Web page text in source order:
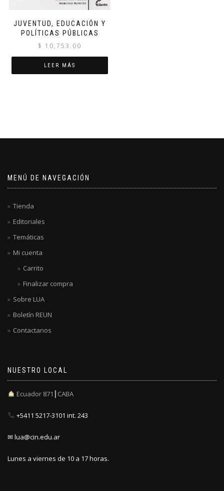
JUVENTUD, EDUCACIÓN Y
POLÍTICAS PÚBLICAS
$ 10,753.00
LEER MÁS
MENÚ DE NAVEGACIÓN
Tienda
Editoriales
Temáticas
Mi cuenta
Carrito
Finalizar compra
Sobre LUA
Boletín REUN
Contactanos
NUESTRO LOCAL
Ecuador 871┃CABA
+5411 5217-3101 int. 243
✉ lua@cin.edu.ar
Lunes a viernes de 10 a 17 horas.